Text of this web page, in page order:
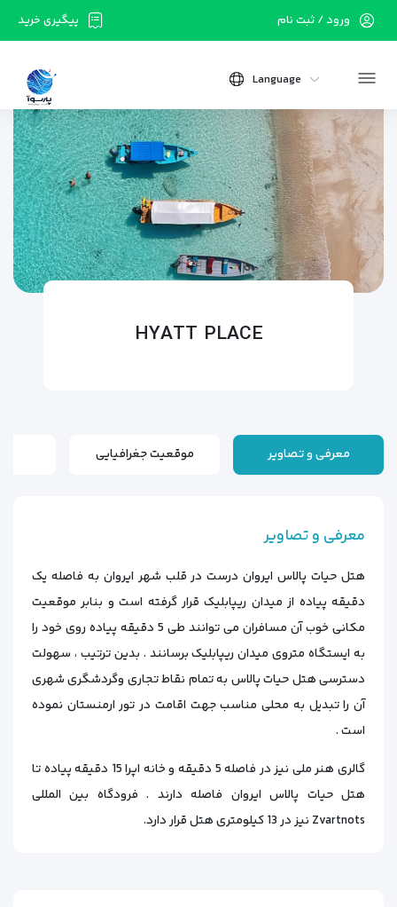
پیگیری خرید ورود / ثبت نام
Language
HYATT PLACE
معرفی و تصاویر موقعیت جغرافیایی
معرفی و تصاویر
هتل حیات پالاس ایروان درست در قلب شهر ایروان به فاصله یک
دقیقه پیاده از میدان ریپابلیک قرار گرفته است و بنابر موقعیت
مکانی خوب آن مسافران می توانند طی 5 دقیقه پیاده روی خود را
به ایستگاه متروی میدان ریپابلیک برسانند . بدین ترتیب ، سهولت
دسترسی هتل حیات پالاس به تمام نقاط تجاری وگردشگری شهری
آن را تبدیل به محلی مناسب جهت اقامت در تور ارمنستان نموده
است .
گالری هنر ملی نیز در فاصله 5 دقیقه و خانه اپرا 15 دقیقه پیاده تا
هتل حیات پالاس ایروان فاصله دارند . فرودگاه بین المللی
Zvartnots نیز در 13 کیلومتری هتل قرار دارد.